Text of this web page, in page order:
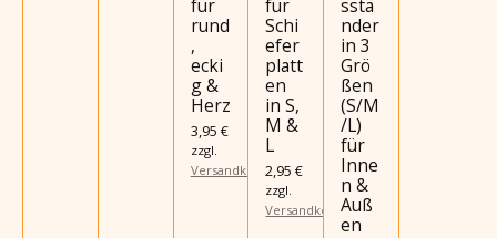
für
rund
,
ecki
g &
Herz
3,95 €
zzgl.
Versandkosten
für
Schi
efer
platt
en
in S,
M &
L
2,95 €
zzgl.
Versandkosten
sstä
nder
in 3
Grö
ßen
(S/M
/L)
für
Inne
n &
Auß
en